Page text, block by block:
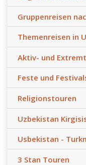
Gruppenreisen
Themenreisen in
Aktiv- und
Feste und
Religionstouren
Uzbekistan
Usbekistan -
3 Stan Touren